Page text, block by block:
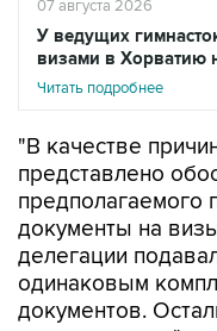
визами в Хорватию
Читать подробнее
"В качестве
предполагаемого
документы на
делегации
одинаковым
документов.
визы получили", -
федерации.